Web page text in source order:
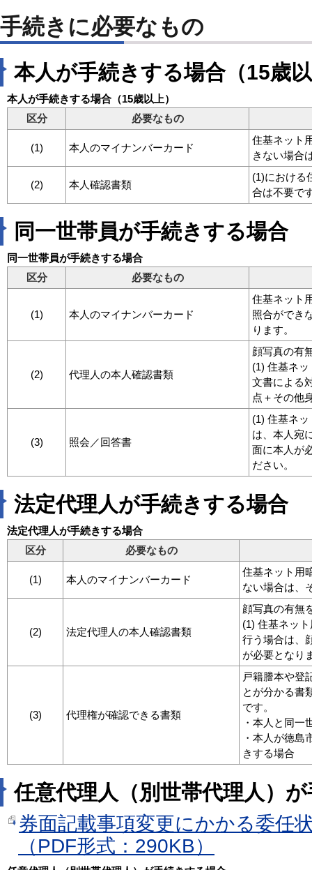
手続きに必要なもの
本人が手続きする場合（15歳
本人が手続きする場合（15歳以上）
区分
必要なもの
(1) 本人のマイナンバーカード
住基ネット
きない場合
(2) 本人確認書類
(1)における
合は不要で
同一世帯員が手続きする場合
同一世帯員が手続きする場合
区分
必要なもの
(1) 本人のマイナンバーカード
住基ネット
照合ができ
ります。
(2) 代理人の本人確認書類
顔写真の有
(1) 住基ネ
文書による
点＋その他
(3) 照会／回答書
(1) 住基ネ
は、本人宛
面に本人が
ださい。
法定代理人が手続きする場合
法定代理人が手続きする場合
区分
必要なもの
(1) 本人のマイナンバーカード
住基ネット用
ない場合は、
(2) 法定代理人の本人確認書類
顔写真の有無
(1) 住基ネッ
行う場合は、
が必要となり
(3) 代理権が確認できる書類
戸籍謄本や登
とが分かる書
です。
・本人と同一
・本人が徳島
きする場合
任意代理人（別世帯代理人）
券面記載事項変更にかかる委任
（PDF形式：290KB）